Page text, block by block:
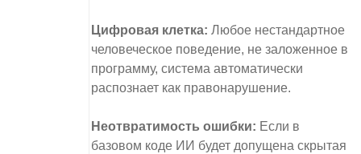
Цифровая клетка: Любое нестандартное
человеческое поведение, не заложенное в
программу, система автоматически
распознает как правонарушение.
Неотвратимость ошибки: Если в
базовом коде ИИ будет допущена скрытая